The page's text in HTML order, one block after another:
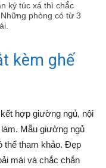
ký túc xá thì chắc
phòng có từ 3
kèm ghế
hợp giường ngủ, nội
Mẫu giường ngủ
thể tham khảo. Đẹp
mái và chắc chắn